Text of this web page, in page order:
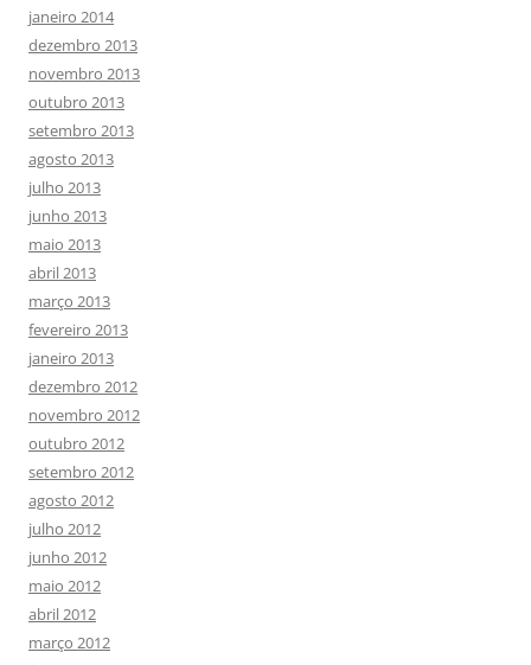
janeiro 2014
dezembro 2013
novembro 2013
outubro 2013
setembro 2013
agosto 2013
julho 2013
junho 2013
maio 2013
abril 2013
março 2013
fevereiro 2013
janeiro 2013
dezembro 2012
novembro 2012
outubro 2012
setembro 2012
agosto 2012
julho 2012
junho 2012
maio 2012
abril 2012
março 2012